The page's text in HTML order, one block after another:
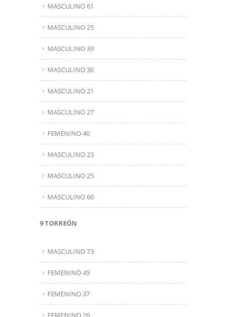
MASCULINO 61
MASCULINO 25
MASCULINO 39
MASCULINO 36
MASCULINO 21
MASCULINO 27
FEMENINO 40
MASCULINO 23
MASCULINO 25
MASCULINO 60
9 TORREÓN
MASCULINO 73
FEMENINO 45
FEMENINO 37
FEMENINO 26